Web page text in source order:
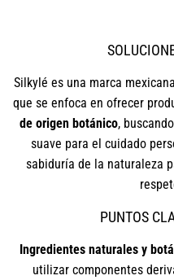
Silkylé es una marca
que se enfoca en ofrecer
de origen botánico,
suave para el cuidado
sabiduría de la naturaleza
PUNTOS
Ingredientes naturales y
utilizar componentes